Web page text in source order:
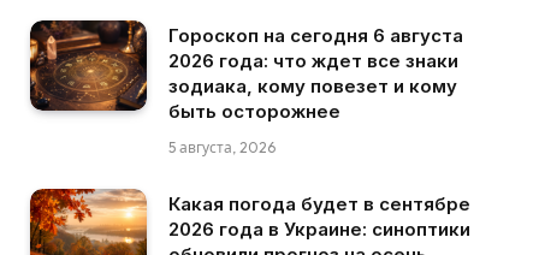
Гороскоп на сегодня 6 августа
2026 года: что ждет все знаки
зодиака, кому повезет и кому
быть осторожнее
5 августа, 2026
Какая погода будет в сентябре
2026 года в Украине: синоптики